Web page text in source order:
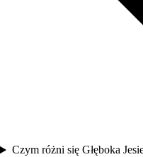
Czym różni się Głęboka